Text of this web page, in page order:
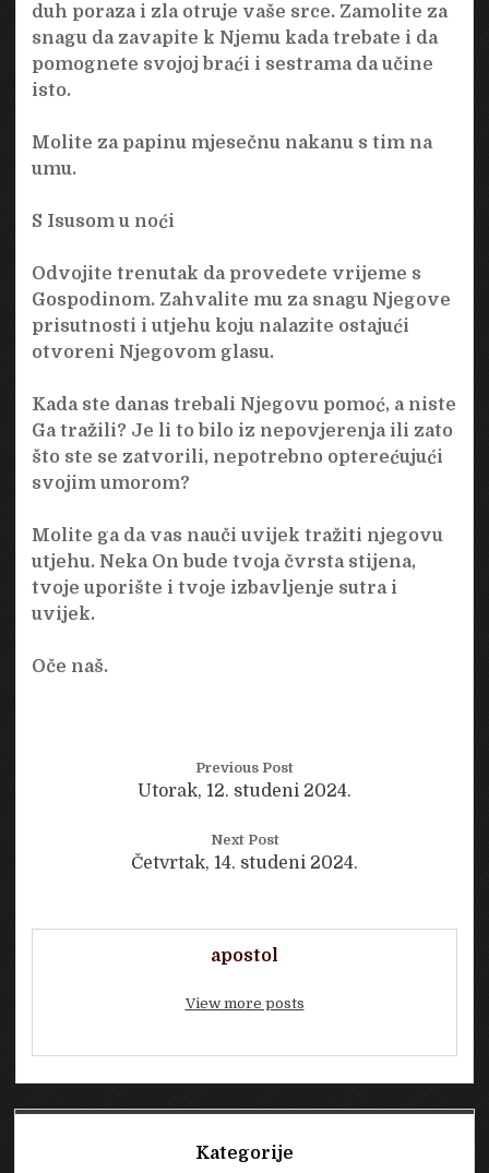
duh poraza i zla otruje vaše srce. Zamolite za
snagu da zavapite k Njemu kada trebate i da
pomognete svojoj braći i sestrama da učine
isto.
Molite za papinu mjesečnu nakanu s tim na
umu.
S Isusom u noći
Odvojite trenutak da provedete vrijeme s
Gospodinom. Zahvalite mu za snagu Njegove
prisutnosti i utjehu koju nalazite ostajući
otvoreni Njegovom glasu.
Kada ste danas trebali Njegovu pomoć, a niste
Ga tražili? Je li to bilo iz nepovjerenja ili zato
što ste se zatvorili, nepotrebno opterećujući
svojim umorom?
Molite ga da vas nauči uvijek tražiti njegovu
utjehu. Neka On bude tvoja čvrsta stijena,
tvoje uporište i tvoje izbavljenje sutra i
uvijek.
Oče naš.
Previous Post
Utorak, 12. studeni 2024.
Next Post
Četvrtak, 14. studeni 2024.
apostol
View more posts
Kategorije